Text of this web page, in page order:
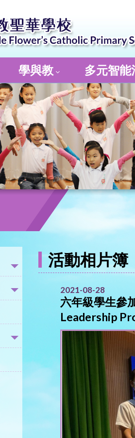
學與教 多元智能
活動相片簿
2021-08-28
六年級學生參
Leadership